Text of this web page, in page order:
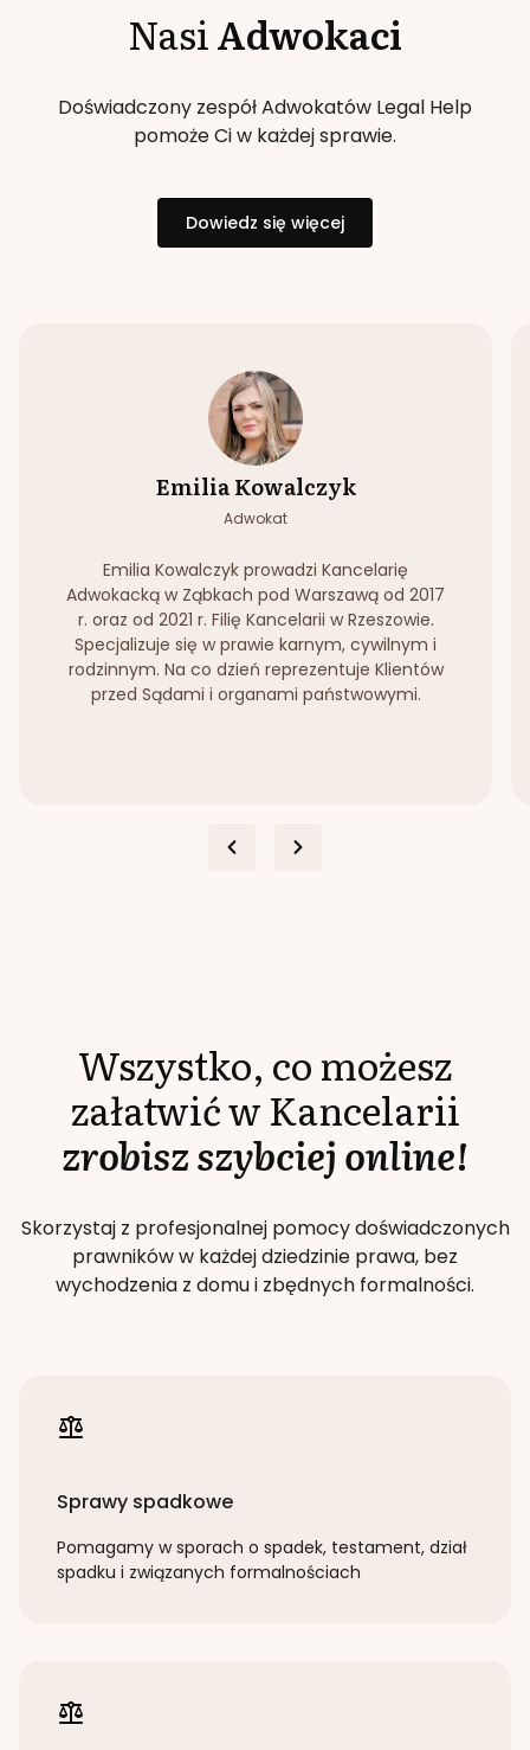
NasiAdwokaci
Doświadczony zespół Adwokatów Legal Help
pomoże Ci w każdej sprawie.
Dowiedz się więcej
Emilia Kowalczyk
Adwokat
Emilia Kowalczyk prowadzi Kancelarię
Adwokacką w Ząbkach pod Warszawą od 2017
r. oraz od 2021 r. Filię Kancelarii w Rzeszowie.
Specjalizuje się w prawie karnym, cywilnym i
rodzinnym. Na co dzień reprezentuje Klientów
przed Sądami i organami państwowymi.
Wszystko, co możesz
załatwić w Kancelarii
zrobisz szybciej online!
Skorzystaj z profesjonalnej pomocy doświadczonych
prawników w każdej dziedzinie prawa, bez
wychodzenia z domu i zbędnych formalności.
Sprawy spadkowe
Pomagamy w sporach o spadek, testament, dział
spadku i związanych formalnościach